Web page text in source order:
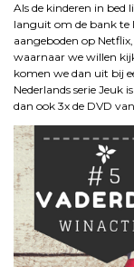
Als de kinderen in bed
languit om de bank te
aangeboden op
waarnaar we willen
komen we dan uit bij
Nederlands serie Jeuk
dan ook 3x de DVD